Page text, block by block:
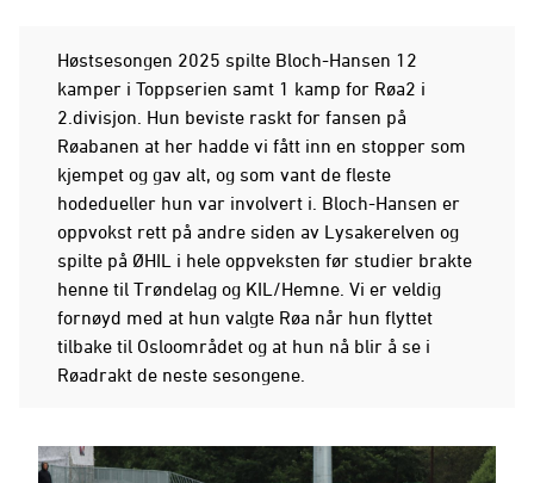
Høstsesongen 2025 spilte Bloch-Hansen 12
kamper i Toppserien samt 1 kamp for Røa2 i
2.divisjon. Hun beviste raskt for fansen på
Røabanen at her hadde vi fått inn en stopper som
kjempet og gav alt, og som vant de fleste
hodedueller hun var involvert i. Bloch-Hansen er
oppvokst rett på andre siden av Lysakerelven og
spilte på ØHIL i hele oppveksten før studier brakte
henne til Trøndelag og KIL/Hemne. Vi er veldig
fornøyd med at hun valgte Røa når hun flyttet
tilbake til Osloområdet og at hun nå blir å se i
Røadrakt de neste sesongene.